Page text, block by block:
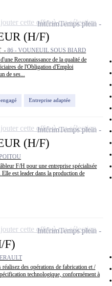
(H/F)
- 86 - VOUNEUIL SOUS BIARD
Reconnaissance de la qualité de
de l'Obligation d'Emploi
de ses...
Entreprise adaptée
IntérimTemps plein
cette offre à ma sélection
(H/F)
F/H pour une entreprise spécialisée
est leader dans la production de
IntérimTemps plein
cette offre à ma sélection
F)
des opérations de fabrication et /
technologique, conformément à
IntérimTemps plein
cette offre à ma sélection